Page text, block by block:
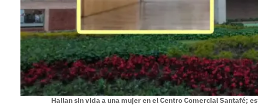
Hallan sin vida a una mujer en el Centro Comercial Santafé;